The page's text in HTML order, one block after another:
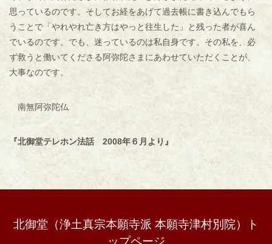
思っているのです。そしてお経をあげて過去帳に書き込んでもら
うことで「やれやれ亡き方はやっと往生した」と残った者が喜ん
でいるのです。でも、迷っているのは私自身です。その私を、必
ず救うと働いてくださる阿弥陀さまにあわせていただくことが、
大事なのです。
南無阿弥陀仏
『北御堂テレホン法話 2008年６月より』
北御堂（浄土真宗本願寺派 本願寺津村別院）ト
ップページ